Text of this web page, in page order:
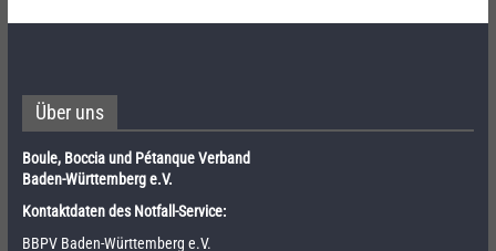
Über uns
Boule, Boccia und Pétanque Verband
Baden-Württemberg e.V.
Kontaktdaten des Notfall-Service:
BBPV Baden-Württemberg e.V.